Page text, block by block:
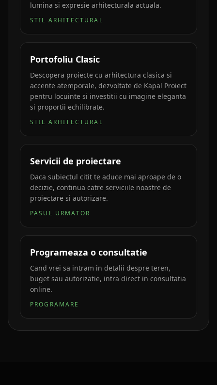
lumina si expresie arhitecturala actuala.
STIL ARHITECTURAL
Portofoliu Clasic
Descopera proiecte cu arhitectura clasica si
accente atemporale, dezvoltate de Kapal Proiect
pentru locuinte si investitii cu imagine eleganta
si proportii echilibrate.
STIL ARHITECTURAL
Servicii de proiectare
Daca subiectul citit te aduce mai aproape de o
decizie, continua catre serviciile noastre de
proiectare si autorizare.
PASUL URMATOR
Programeaza o consultatie
Cand vrei sa intram in detalii despre teren,
buget sau autorizatie, intra direct in consultatia
online.
PROGRAMARE